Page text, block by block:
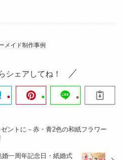
メイド制作事例
シェアしてね！
ントに－赤・青2色の和紙フラワー
婚一周年記念日・紙婚式